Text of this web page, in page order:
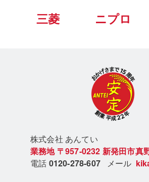
三菱
ニプロ
株式会社 あんてい
業務地 〒957-0232 新発田市真
電話 0120-278-607 メール